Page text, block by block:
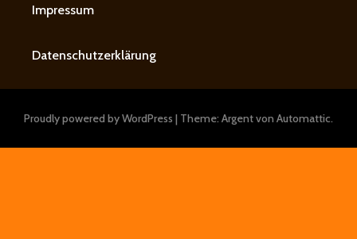
Impressum
Datenschutzerklärung
Proudly powered by WordPress | Theme: Argent von Automattic.